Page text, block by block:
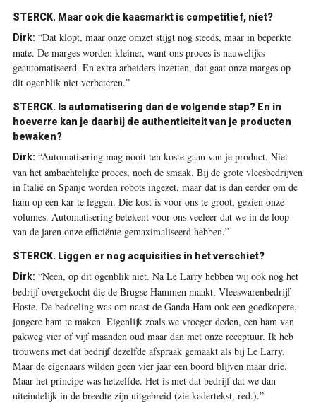
STERCK. Maar ook die kaasmarkt is competitief, niet?
Dirk: “Dat klopt, maar onze omzet stijgt nog steeds, maar in beperkte
mate. De marges worden kleiner, want ons proces is nauwelijks
geautomatiseerd. En extra arbeiders inzetten, dat gaat onze marges op
dit ogenblik niet verbeteren.”
STERCK. Is automatisering dan de volgende stap? En in
hoeverre kan je daarbij de authenticiteit van je producten
bewaken?
Dirk: “Automatisering mag nooit ten koste gaan van je product. Niet
van het ambachtelijke proces, noch de smaak. Bij de grote vleesbedrijven
in Italië en Spanje worden robots ingezet, maar dat is dan eerder om de
ham op een kar te leggen. Die kost is voor ons te groot, gezien onze
volumes. Automatisering betekent voor ons veeleer dat we in de loop
van de jaren onze efficiënte gemaximaliseerd hebben.”
STERCK. Liggen er nog acquisities in het verschiet?
Dirk: “Neen, op dit ogenblik niet. Na Le Larry hebben wij ook nog het
bedrijf overgekocht die de Brugse Hammen maakt, Vleeswarenbedrijf
Hoste. De bedoeling was om naast de Ganda Ham ook een goedkopere,
jongere ham te maken. Eigenlijk zoals we vroeger deden, een ham van
pakweg vier of vijf maanden oud maar dan met onze receptuur. Ik heb
trouwens met dat bedrijf dezelfde afspraak gemaakt als bij Le Larry.
Maar de eigenaars wilden geen vier jaar een boord blijven maar drie.
Maar het principe was hetzelfde. Het is met dat bedrijf dat we dan
uiteindelijk in de breedte zijn uitgebreid (zie kadertekst, red.).”